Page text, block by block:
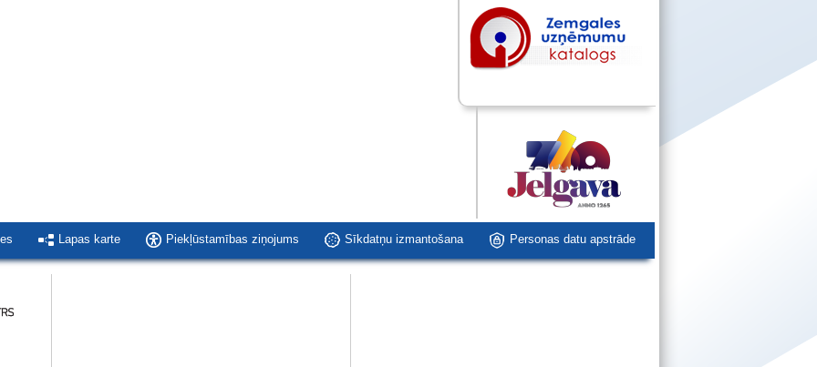
Lapas karte Piekļūstamības ziņojums Sīkdatņu izmantošana Personas datu apstrāde